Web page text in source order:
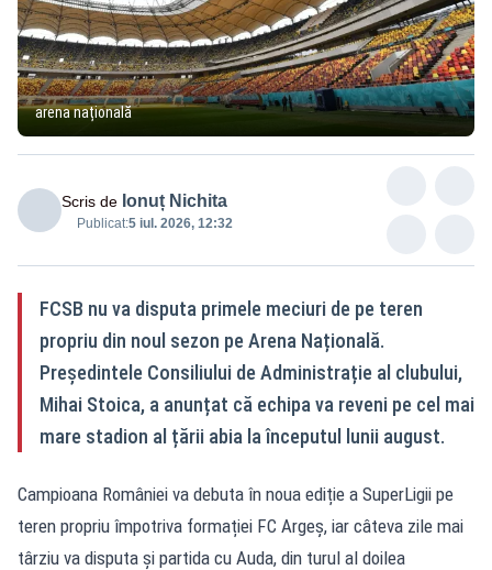
arena națională
Scris de Ionuț Nichita
Publicat:5 iul. 2026, 12:32
FCSB nu va disputa primele meciuri de pe teren
propriu din noul sezon pe Arena Națională.
Președintele Consiliului de Administrație al clubului,
Mihai Stoica, a anunțat că echipa va reveni pe cel mai
mare stadion al țării abia la începutul lunii august.
Campioana României va debuta în noua ediție a SuperLigii pe
teren propriu împotriva formației FC Argeș, iar câteva zile mai
târziu va disputa și partida cu Auda, din turul al doilea